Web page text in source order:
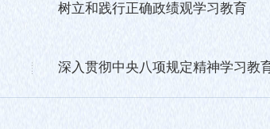
树立和践行正确政绩观学习教育
深入贯彻中央八项规定精神学习教